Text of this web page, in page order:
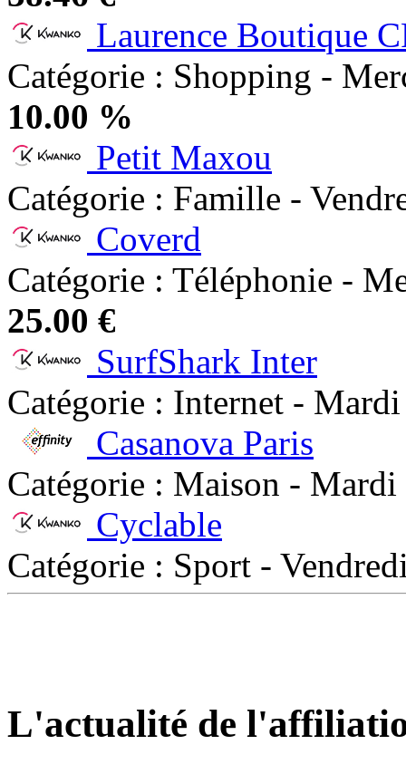
Laurence Boutique
Catégorie : Shopping -
10.00 %
Petit Maxou
Catégorie : Famille -
Coverd
Catégorie : Téléphonie -
25.00 €
SurfShark Inter
Catégorie : Internet -
Casanova Paris
Catégorie : Maison -
Cyclable
Catégorie : Sport -
L'actualité de